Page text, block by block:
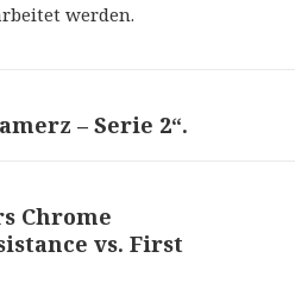
werden.
– Serie 2“.
Chrome
vs. First